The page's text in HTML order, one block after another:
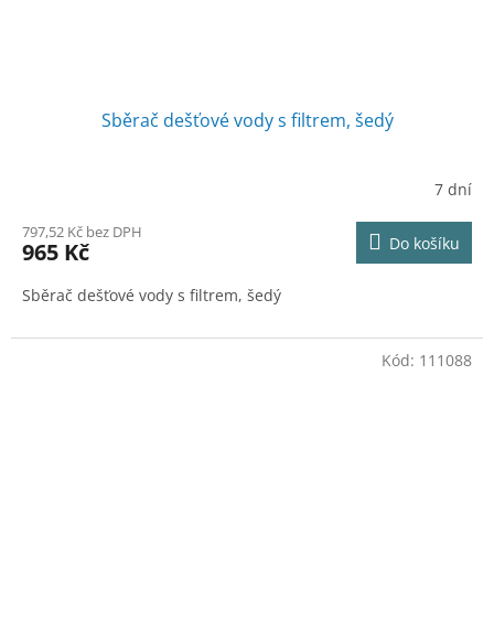
Sběrač dešťové vody s filtrem, šedý
7 dní
797,52 Kč bez DPH
965 Kč Do košíku
Sběrač dešťové vody s filtrem, šedý
Kód: 111088